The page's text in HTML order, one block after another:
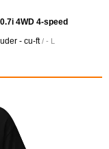
4WD 4-speed
- cu-ft / - L